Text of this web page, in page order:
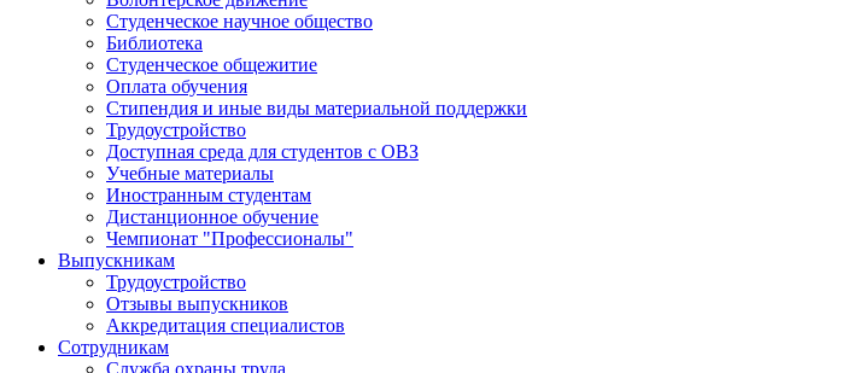
Студенческое научное общество
Библиотека
Студенческое общежитие
Оплата обучения
Стипендия и иные виды материальной поддержки
Трудоустройство
Доступная среда для студентов с ОВЗ
Учебные материалы
Иностранным студентам
Дистанционное обучение
Чемпионат "Профессионалы"
Выпускникам
Трудоустройство
Отзывы выпускников
Аккредитация специалистов
Сотрудникам
Служба охраны труда